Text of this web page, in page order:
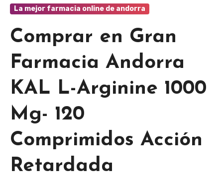
La mejor farmacia online de andorra
Comprar en Gran
Farmacia Andorra
KAL L-Arginine 1000
Mg- 120
Comprimidos Acción
Retardada